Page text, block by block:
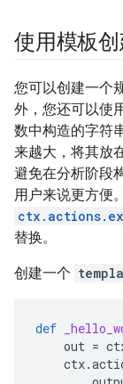
使用模板
您可以创建一个
外，您还可以使
数中构造的字符
来越大，将其放
避免在分析阶段
用户来说更方便
替换。
创建一个
def
out =
ctx.